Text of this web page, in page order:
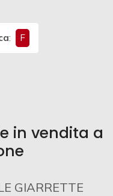
: F
in vendita a
GIARRETTE